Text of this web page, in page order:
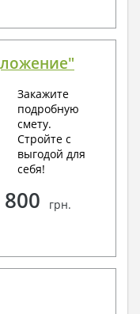
Закажите
подробную
смету.
Стройте с
выгодой для
себя!
грн.